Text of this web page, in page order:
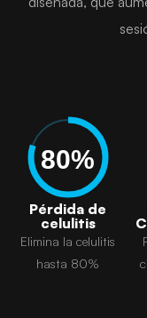
80%
Pérdida de
celulitis
Elimina la celulitis
hasta 80%